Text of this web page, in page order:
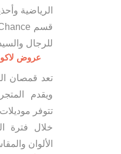
الرياضية
للرجال
عروض
ويقدم
خلال فترة
الألوان